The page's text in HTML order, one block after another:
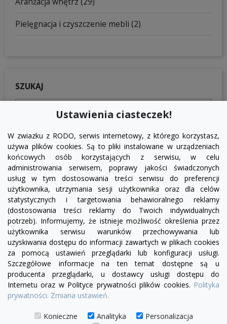
Pielęgnacja i czyszczenie mebli (2)
SZUKAJ
FacebookYouTubePinterest
Ustawienia ciasteczek!
W zwiazku z RODO, serwis internetowy, z którego korzystasz,
używa plików cookies. Są to pliki instalowane w urządzeniach
końcowych osób korzystających z serwisu, w celu
administrowania serwisem, poprawy jakości świadczonych
usług w tym dostosowania treści serwisu do preferencji
użytkownika, utrzymania sesji użytkownika oraz dla celów
statystycznych i targetowania behawioralnego reklamy
(dostosowania treści reklamy do Twoich indywidualnych
potrzeb). Informujemy, że istnieje możliwość określenia przez
użytkownika serwisu warunków przechowywania lub
uzyskiwania dostępu do informacji zawartych w plikach cookies
za pomocą ustawień przeglądarki lub konfiguracji usługi.
Szczegółowe informacje na ten temat dostępne są u
producenta przeglądarki, u dostawcy usługi dostępu do
Internetu oraz w Polityce prywatności plików cookies. Polityka
prywatności. Zmiana ustawień.
Konieczne Analityka
Personalizacja
PRODUKTY

INFORMACJE
